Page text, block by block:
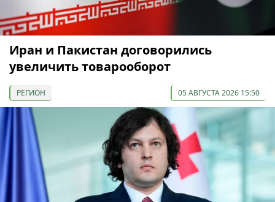
Иран и Пакистан договорились
увеличить товарооборот
РЕГИОН 05 АВГУСТА 2026 15:50